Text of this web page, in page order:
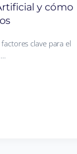
y cómo
clave para el